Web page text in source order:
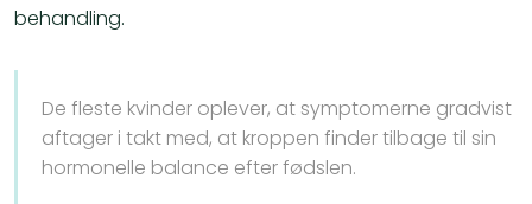
behandling.
De fleste kvinder oplever, at symptomerne gradvist
aftager i takt med, at kroppen finder tilbage til sin
hormonelle balance efter fødslen.